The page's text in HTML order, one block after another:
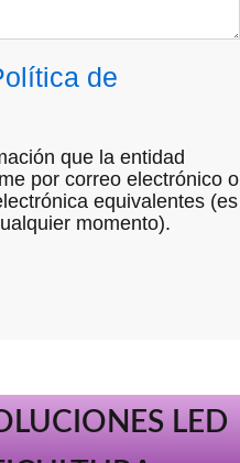
de
que la entidad
por correo electrónico o
equivalentes (es
momento).
LED